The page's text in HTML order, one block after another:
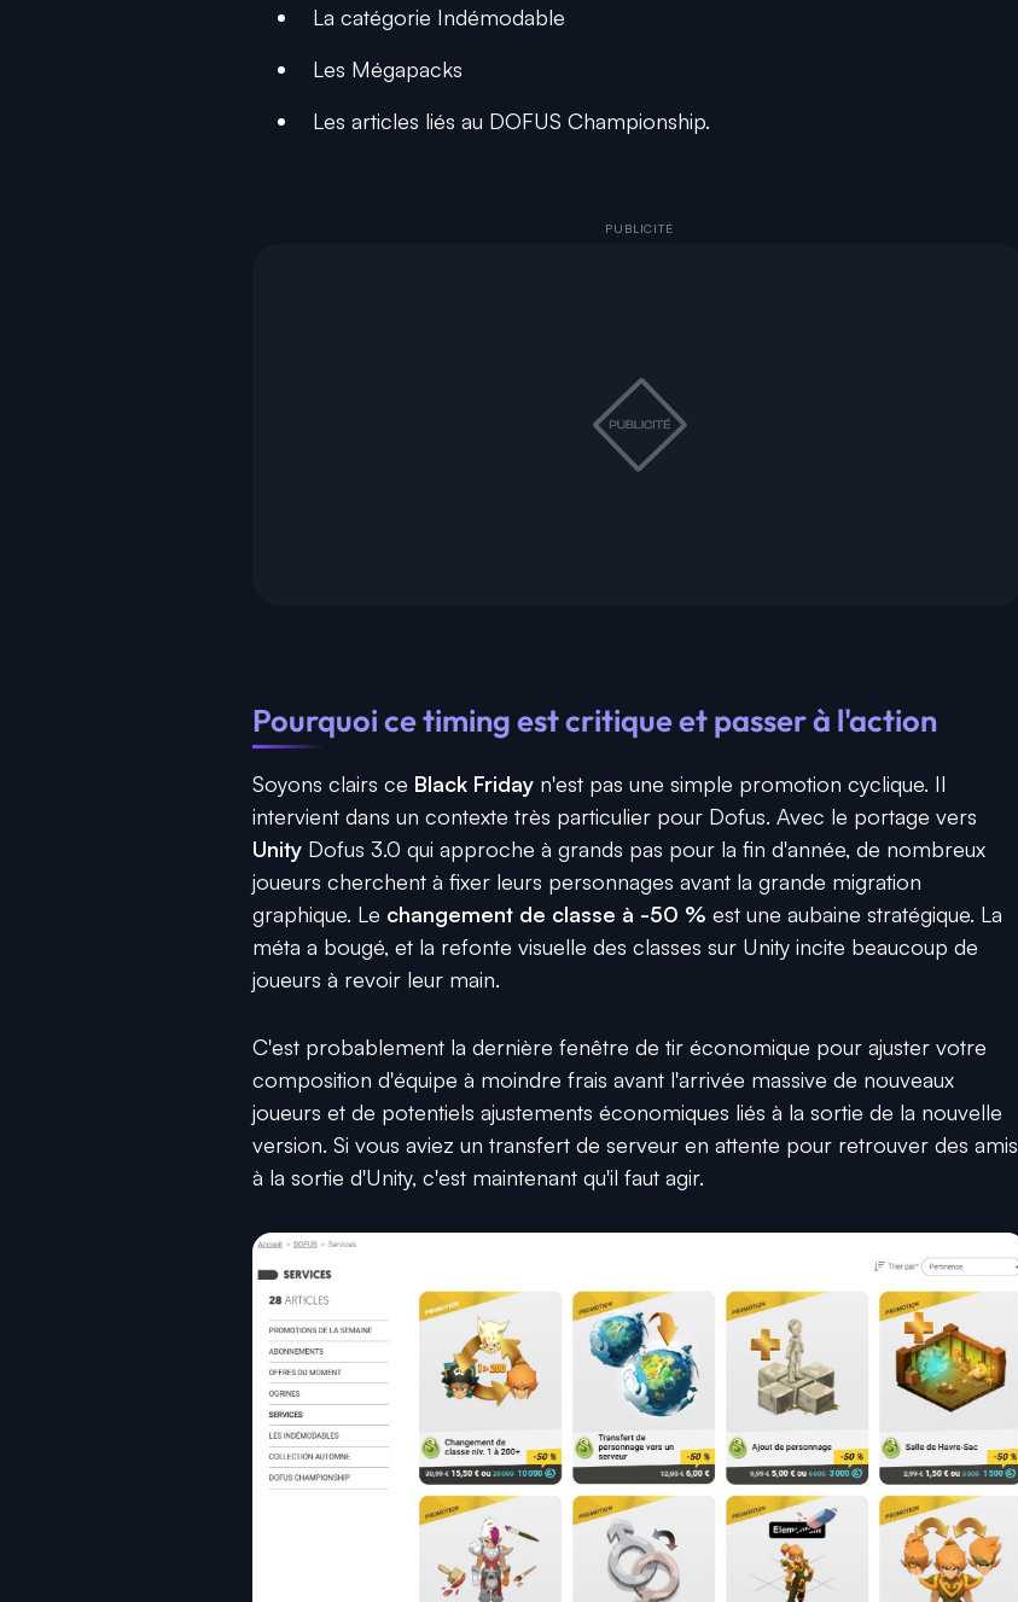
La catégorie Indémodable
Les Mégapacks
Les articles liés au DOFUS Championship.
Pourquoi ce timing est critique et passer à l'action
Soyons clairs ce Black Friday n'est pas une simple promotion cyclique. Il
intervient dans un contexte très particulier pour Dofus. Avec le portage vers
Unity Dofus 3.0 qui approche à grands pas pour la fin d'année, de nombreux
joueurs cherchent à fixer leurs personnages avant la grande migration
graphique. Le changement de classe à -50 % est une aubaine stratégique. La
méta a bougé, et la refonte visuelle des classes sur Unity incite beaucoup de
joueurs à revoir leur main.
C'est probablement la dernière fenêtre de tir économique pour ajuster votre
composition d'équipe à moindre frais avant l'arrivée massive de nouveaux
joueurs et de potentiels ajustements économiques liés à la sortie de la nouvelle
version. Si vous aviez un transfert de serveur en attente pour retrouver des amis
à la sortie d'Unity, c'est maintenant qu'il faut agir.